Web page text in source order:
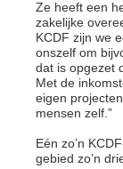
Ze heeft een
zakelijke
KCDF zijn we
onszelf om
dat is opgezet
Met de
eigen
mensen zelf.”
Eén zo’n
gebied zo’n